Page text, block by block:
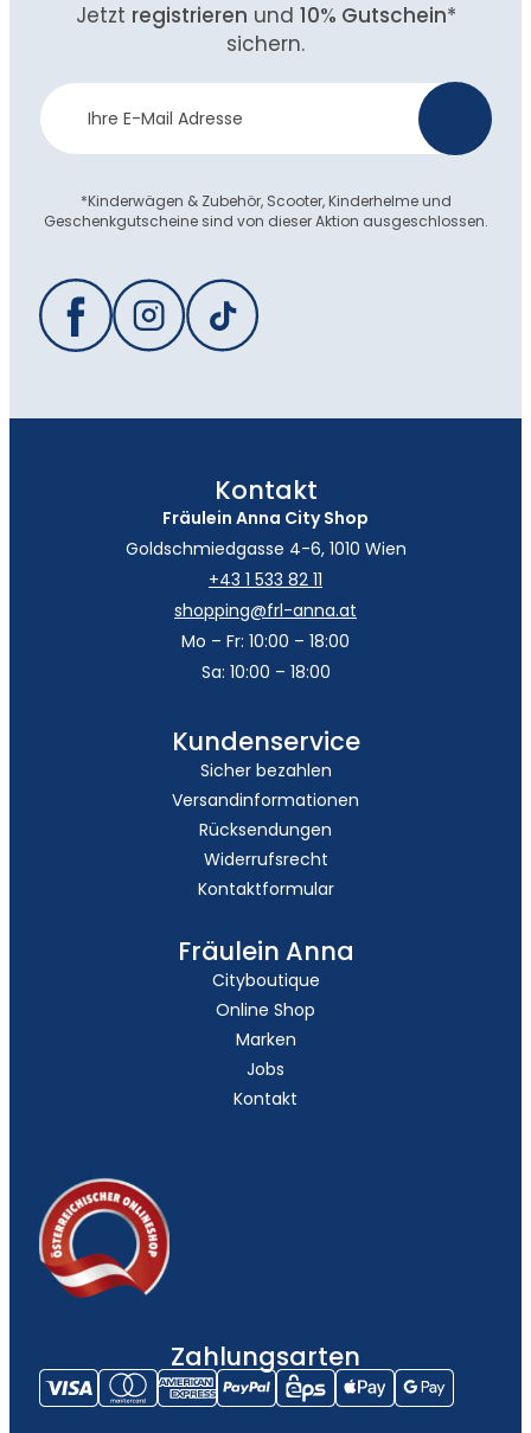
Jetzt registrieren und 10% Gutschein*
sichern.
Newsletter
Anmeldung
*Kinderwägen & Zubehör, Scooter, Kinderhelme und
Geschenkgutscheine sind von dieser Aktion ausgeschlossen.
Kontakt
Fräulein Anna City Shop
Goldschmiedgasse 4-6, 1010 Wien
+43 1 533 82 11
shopping@frl-anna.at
Mo – Fr: 10:00 – 18:00
Sa: 10:00 – 18:00
Kundenservice
Sicher bezahlen
Versandinformationen
Rücksendungen
Widerrufsrecht
Kontaktformular
Fräulein Anna
Cityboutique
Online Shop
Marken
Jobs
Kontakt
Zahlungsarten